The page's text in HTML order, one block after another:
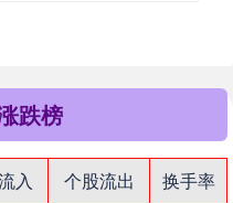
跌榜
入 个股流出
换手率